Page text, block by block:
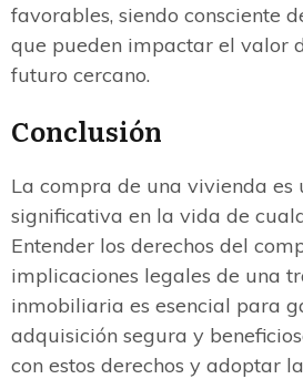
favorables, siendo consciente
que pueden impactar el valor
futuro cercano.
Conclusión
La compra de una vivienda es
significativa en la vida de
Entender los derechos del
implicaciones legales de una
inmobiliaria es esencial para
adquisición segura y
con estos derechos y adoptar